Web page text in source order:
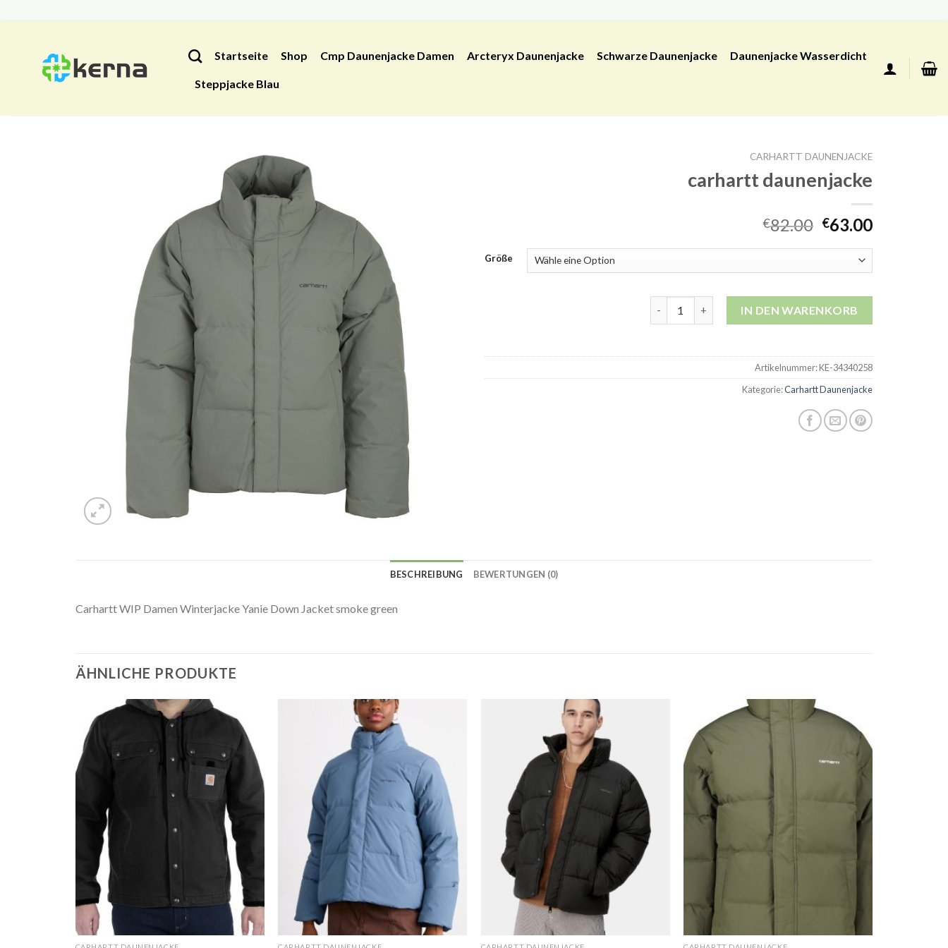
Startseite Shop Cmp Daunenjacke Damen Arcteryx Daunenjacke Schwarze Daunenjacke Daunenjacke Wasserdicht
Steppjacke Blau
CARHARTT DAUNENJACKE
carhartt daunenjacke
€82.00 €63.00
Größe
IN DEN WARENKORB
Artikelnummer:KE-34340258
Kategorie:Carhartt Daunenjacke
BESCHREIBUNG BEWERTUNGEN (0)
Carhartt WIP Damen Winterjacke Yanie Down Jacket smoke green
ÄHNLICHE PRODUKTE